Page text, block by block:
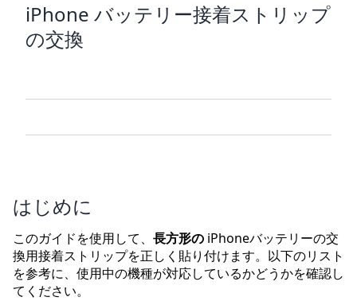
iPhone バッテリー接着ストリップ
の交換
はじめに
このガイドを使用して、 長方形の iPhoneバッテリーの交
換用接着ストリップを正しく貼り付けます。以下のリスト
を参考に、使用中の機種が対応しているかどうかを確認し
てください。